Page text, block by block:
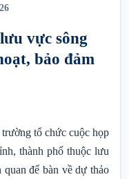
vực sông
bảo đảm
tổ chức cuộc họp
thành phố thuộc lưu
để bàn về dự thảo